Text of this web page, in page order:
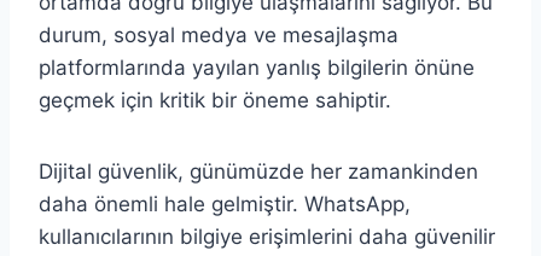
durum, sosyal medya ve mesajlaşma
platformlarında yayılan yanlış bilgilerin önüne
geçmek için kritik bir öneme sahiptir.
Dijital güvenlik, günümüzde her zamankinden
daha önemli hale gelmiştir. WhatsApp,
kullanıcılarının bilgiye erişimlerini daha güvenilir